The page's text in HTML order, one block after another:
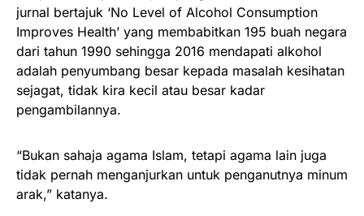
jurnal bertajuk ‘No Level of Alcohol Consumption
Improves Health’ yang membabitkan 195 buah negara
dari tahun 1990 sehingga 2016 mendapati alkohol
adalah penyumbang besar kepada masalah kesihatan
sejagat, tidak kira kecil atau besar kadar
pengambilannya.
“Bukan sahaja agama Islam, tetapi agama lain juga
tidak pernah menganjurkan untuk penganutnya minum
arak,” katanya.